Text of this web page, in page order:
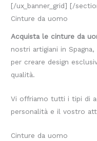
[/ux_banner_grid] [/
Cinture da uomo
Acquista le cinture da
nostri artigiani in
per creare design
qualità.
Vi offriamo tutti i tipi di
personalità e il vostro
Cinture da uomo